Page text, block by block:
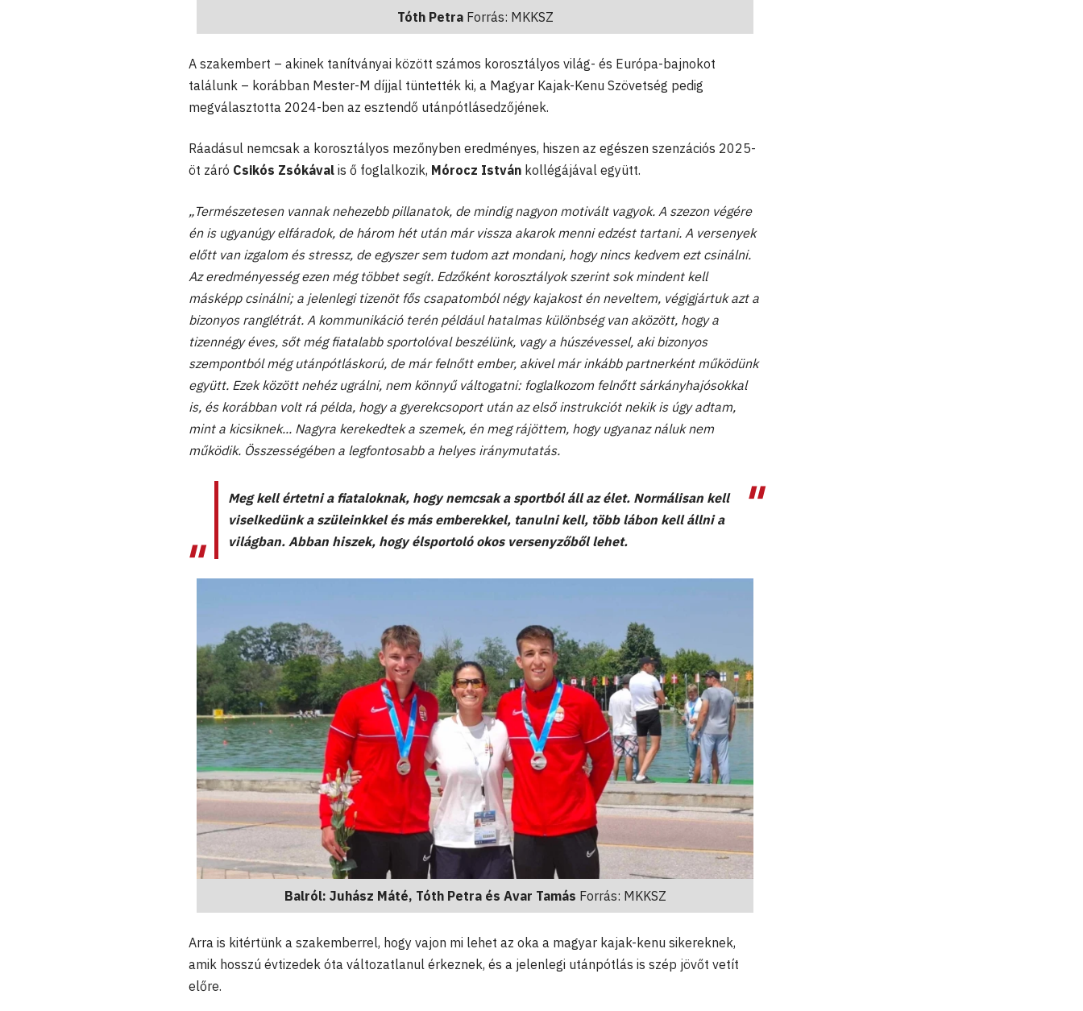
Tóth PetraForrás: MKKSZ
A szakembert – akinek tanítványai között számos korosztályos világ- és Európa-bajnokot
találunk – korábban Mester-M díjjal tüntették ki, a Magyar Kajak-Kenu Szövetség pedig
megválasztotta 2024-ben az esztendő utánpótlásedzőjének.
Ráadásul nemcsak a korosztályos mezőnyben eredményes, hiszen az egészen szenzációs 2025-
öt záró Csikós Zsókával is ő foglalkozik, Mórocz István kollégájával együtt.
„Természetesen vannak nehezebb pillanatok, de mindig nagyon motivált vagyok. A szezon végére
én is ugyanúgy elfáradok, de három hét után már vissza akarok menni edzést tartani. A versenyek
előtt van izgalom és stressz, de egyszer sem tudom azt mondani, hogy nincs kedvem ezt csinálni.
Az eredményesség ezen még többet segít. Edzőként korosztályok szerint sok mindent kell
másképp csinálni; a jelenlegi tizenöt fős csapatomból négy kajakost én neveltem, végigjártuk azt a
bizonyos ranglétrát. A kommunikáció terén például hatalmas különbség van aközött, hogy a
tizennégy éves, sőt még fiatalabb sportolóval beszélünk, vagy a húszévessel, aki bizonyos
szempontból még utánpótláskorú, de már felnőtt ember, akivel már inkább partnerként működünk
együtt. Ezek között nehéz ugrálni, nem könnyű váltogatni: foglalkozom felnőtt sárkányhajósokkal
is, és korábban volt rá példa, hogy a gyerekcsoport után az első instrukciót nekik is úgy adtam,
mint a kicsiknek... Nagyra kerekedtek a szemek, én meg rájöttem, hogy ugyanaz náluk nem
működik. Összességében a legfontosabb a helyes iránymutatás.
Meg kell értetni a fiataloknak, hogy nemcsak a sportból áll az élet. Normálisan kell
viselkedünk a szüleinkkel és más emberekkel, tanulni kell, több lábon kell állni a
világban. Abban hiszek, hogy élsportoló okos versenyzőből lehet.
Balról: Juhász Máté, Tóth Petra és Avar Tamás Forrás: MKKSZ
Arra is kitértünk a szakemberrel, hogy vajon mi lehet az oka a magyar kajak-kenu sikereknek,
amik hosszú évtizedek óta változatlanul érkeznek, és a jelenlegi utánpótlás is szép jövőt vetít
előre.